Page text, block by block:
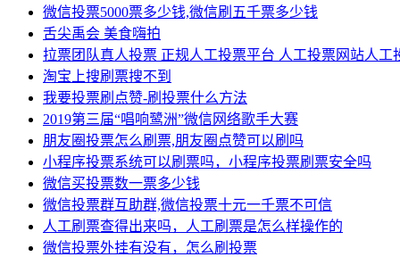
微信投票5000票多少钱,微信刷五千票多少钱
舌尖禹会 美食嗨拍
拉票团队真人投票 正规人工投票平台 人工投票网站人工
淘宝上搜刷票搜不到
我要投票刷点赞-刷投票什么方法
2019第三届“唱响鹭洲”微信网络歌手大赛
朋友圈投票怎么刷票,朋友圈点赞可以刷吗
小程序投票系统可以刷票吗，小程序投票刷票安全吗
微信买投票数一票多少钱
微信投票群互助群,微信投票十元一千票不可信
人工刷票查得出来吗，人工刷票是怎么样操作的
微信投票外挂有没有，怎么刷投票